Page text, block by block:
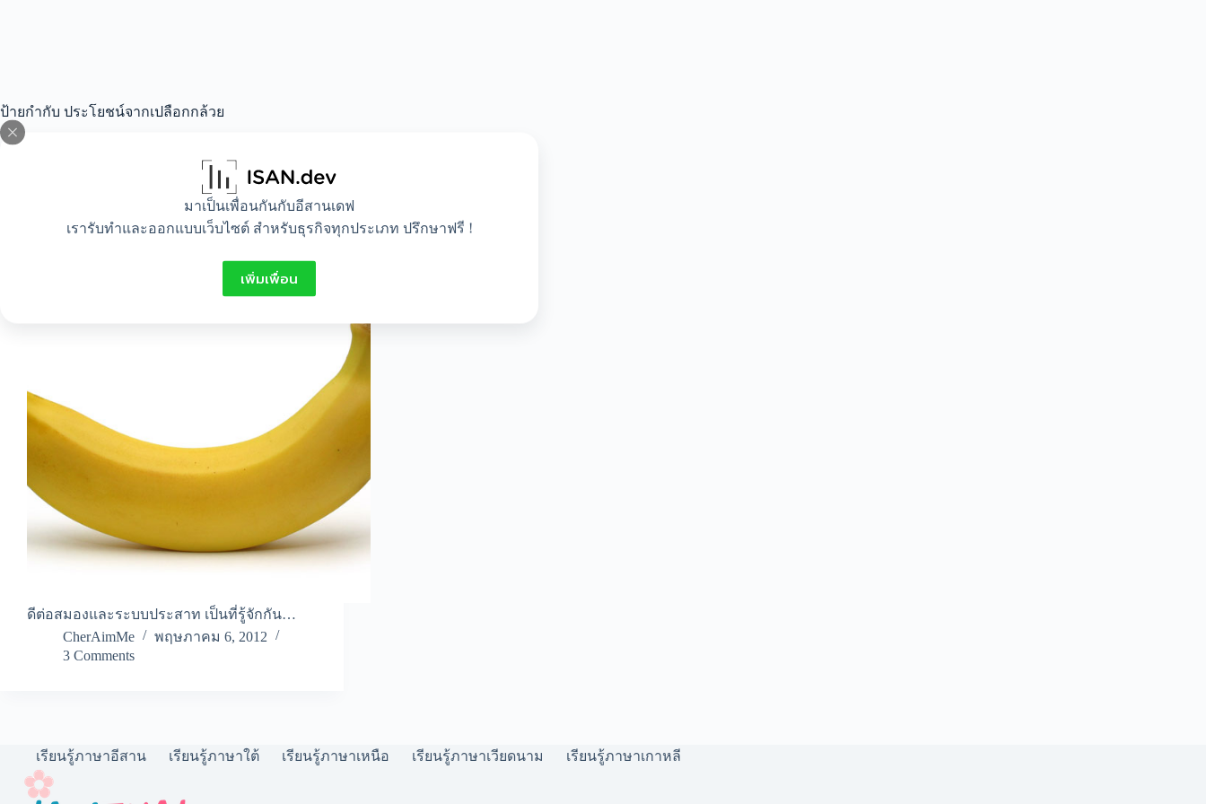
มาเป็นเพื่อนกันกับอีสานเดฟ
เรารับทำและออกแบบเว็บไซต์ สำหรับธุรกิจทุกประเภท ปรึกษาฟรี !
เพิ่มเพื่อน
ป้ายกำกับ ประโยชน์จากเปลือกกล้วย
Healthy , Lifestyle
ประโยชน์จากกล้วยหอม
ดีต่อสมองและระบบประสาท เป็นที่รู้จักกัน…
CherAimMe
พฤษภาคม 6, 2012
3 Comments
เรียนรู้ภาษาอีสาน เรียนรู้ภาษาใต้ เรียนรู้ภาษาเหนือ เรียนรู้ภาษาเวียดนาม เรียนรู้ภาษาเกาหลี